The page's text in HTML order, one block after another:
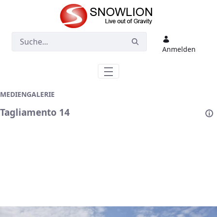
Zum Hauptinhalt springen
Anmelden
MEDIENGALERIE
Tagliamento 14